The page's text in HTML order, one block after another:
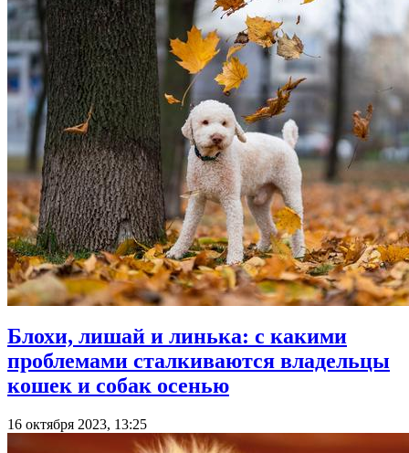
Блохи, лишай и линька: с какими
проблемами сталкиваются владельцы
кошек и собак осенью
16 октября 2023, 13:25